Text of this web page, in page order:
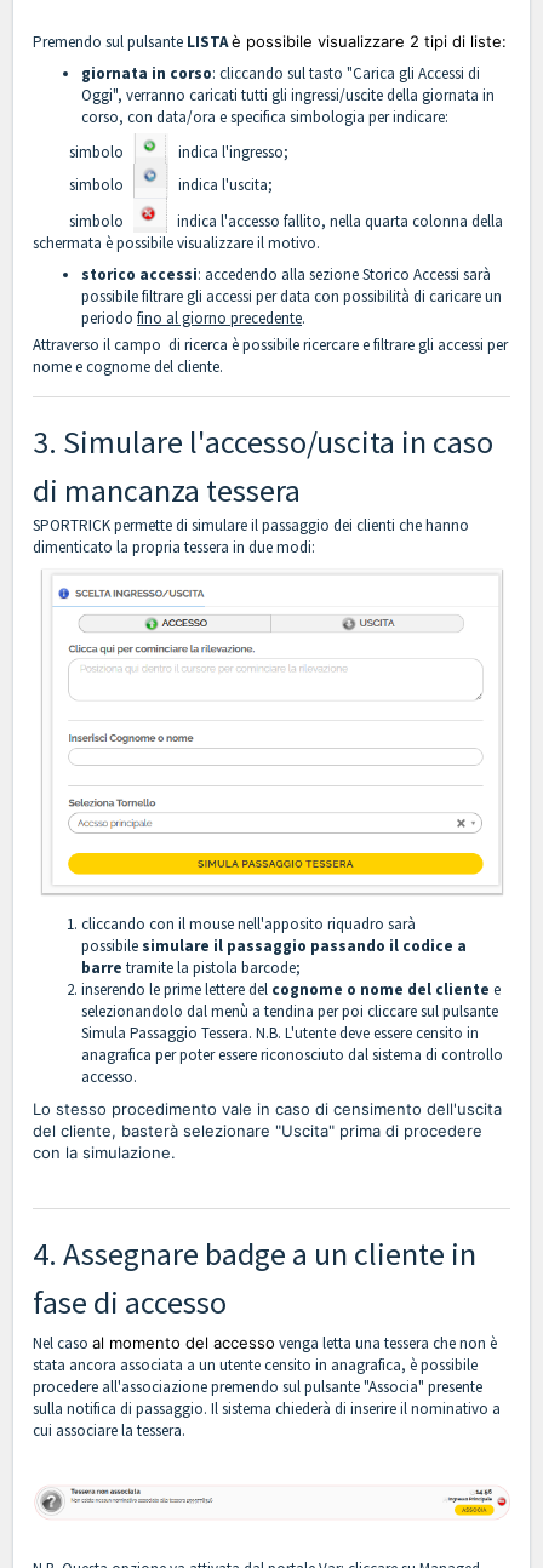
Premendo sul pulsante LISTAè possibile visualizzare 2 tipi di liste:
giornata in corso: cliccando sul tasto "Carica gli Accessi di
Oggi", verranno caricati tutti gli ingressi/uscite della giornata in
corso, con data/ora e specifica simbologia per indicare:
simbolo
indica l'ingresso;
simbolo
indica l'uscita;
simbolo
indica l'accesso fallito, nella quarta colonna della
schermata è possibile visualizzare il motivo.
storico accessi: accedendo alla sezione Storico Accessi sarà
possibile filtrare gli accessi per data con possibilità di caricare un
periodo fino al giorno precedente.
Attraverso il campo di ricerca è possibile ricercare e filtrare gli accessi per
nome e cognome del cliente.
3. Simulare l'accesso/uscita in caso
di mancanza tessera
SPORTRICK permette di simulare il passaggio dei clienti che hanno
dimenticato la propria tessera in due modi:
cliccando con il mouse nell'apposito riquadro sarà
possibile simulare il passaggio passando il codice a
barre tramite la pistola barcode;
inserendo le prime lettere del cognome o nome del cliente e
selezionandolo dal menù a tendina per poi cliccare sul pulsante
Simula Passaggio Tessera. N.B. L'utente deve essere censito in
anagrafica per poter essere riconosciuto dal sistema di controllo
accesso.
Lo stesso procedimento vale in caso di censimento dell'uscita
del cliente, basterà selezionare "Uscita" prima di procedere
con la simulazione.
4. Assegnare badge a un cliente in
fase di accesso
Nel caso al momento del accesso venga letta una tessera che non è
stata ancora associata a un utente censito in anagrafica, è possibile
procedere all'associazione premendo sul pulsante "Associa" presente
sulla notifica di passaggio. Il sistema chiederà di inserire il nominativo a
cui associare la tessera.